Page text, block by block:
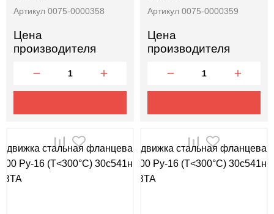
Артикул 0075-0000358
Цена
производителя
Артикул 0075-0000359
Цена
производителя